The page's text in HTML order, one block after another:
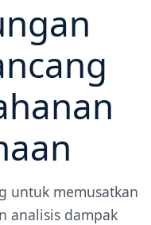
untuk memusatkan
analisis dampak